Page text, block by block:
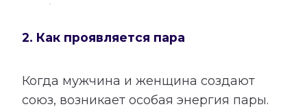
2. Как проявляется пара
Когда мужчина и женщина создают
союз, возникает особая энергия пары.